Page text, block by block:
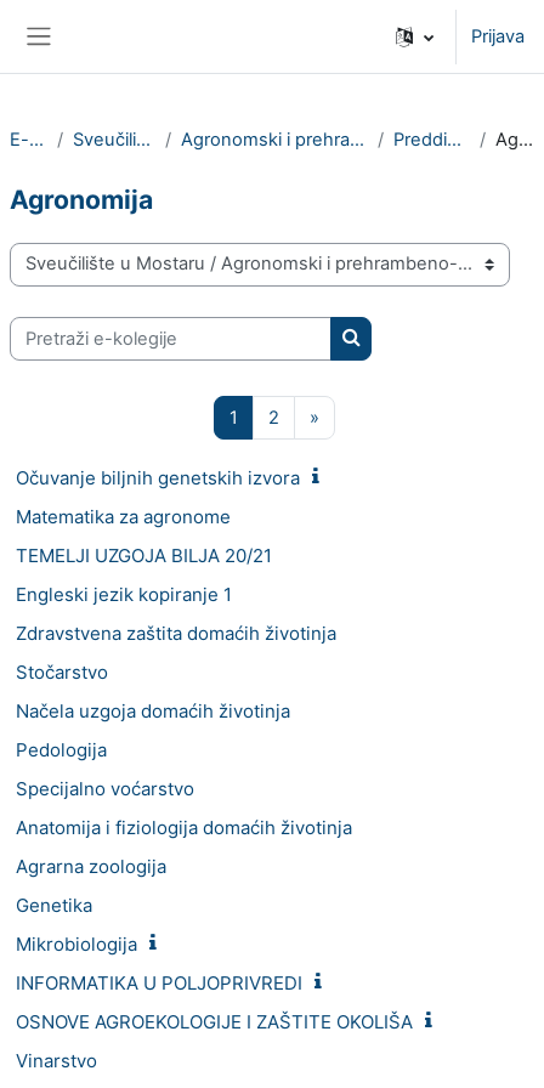
Prijava
E-kolegiji Sveučilište u Mostaru Agronomski i prehrambeno-tehnološki fakultet Preddiplomski studij Agronomija
Agronomija
Popis e-kolegija
Pretraži e-kolegije
Pretraži e-kolegije
1 Stranica 1
2Stranica 2
»Sljedeća stranica
Očuvanje biljnih genetskih izvora
Matematika za agronome
TEMELJI UZGOJA BILJA 20/21
Engleski jezik kopiranje 1
Zdravstvena zaštita domaćih životinja
Stočarstvo
Načela uzgoja domaćih životinja
Pedologija
Specijalno voćarstvo
Anatomija i fiziologija domaćih životinja
Agrarna zoologija
Genetika
Mikrobiologija
INFORMATIKA U POLJOPRIVREDI
OSNOVE AGROEKOLOGIJE I ZAŠTITE OKOLIŠA
Vinarstvo